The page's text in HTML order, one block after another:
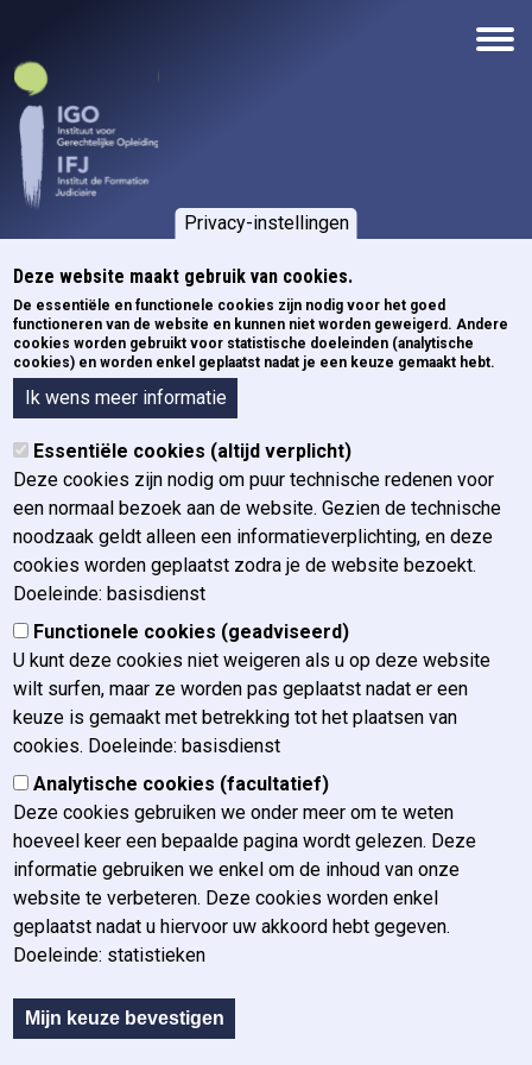
Privacy-instellingen
Deze website maakt gebruik van cookies.
De essentiële en functionele cookies zijn nodig voor het goed
functioneren van de website en kunnen niet worden geweigerd. Andere
cookies worden gebruikt voor statistische doeleinden (analytische
cookies) en worden enkel geplaatst nadat je een keuze gemaakt hebt.
Ik wens meer informatie
Essentiële cookies (altijd verplicht)
Deze cookies zijn nodig om puur technische redenen voor
een normaal bezoek aan de website. Gezien de technische
noodzaak geldt alleen een informatieverplichting, en deze
cookies worden geplaatst zodra je de website bezoekt.
Doeleinde: basisdienst
Functionele cookies (geadviseerd)
U kunt deze cookies niet weigeren als u op deze website
wilt surfen, maar ze worden pas geplaatst nadat er een
keuze is gemaakt met betrekking tot het plaatsen van
cookies. Doeleinde: basisdienst
Analytische cookies (facultatief)
Deze cookies gebruiken we onder meer om te weten
hoeveel keer een bepaalde pagina wordt gelezen. Deze
informatie gebruiken we enkel om de inhoud van onze
website te verbeteren. Deze cookies worden enkel
geplaatst nadat u hiervoor uw akkoord hebt gegeven.
Doeleinde: statistieken
Mijn keuze bevestigen
Kruimelpad
Home
IGO Lex 25 maart 2024
Category Het IGO
Via deze periodieke juridische nieuwsbrief wil het Instituut
voor Gerechtelijke Opleiding (IGO) u informeren over
(nakende) wetgeving en activiteiten binnen zowel de diverse
arrondissementen van justitie als bij de nationale en
internationale instellingen die haar omringen.
Fichiers
Titel
igo_lex_nl_25032024.pdf
1.75 MB